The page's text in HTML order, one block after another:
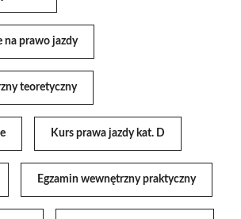
na prawo jazdy
teoretyczny
Kurs prawa jazdy kat. D
Egzamin wewnętrzny praktyczny